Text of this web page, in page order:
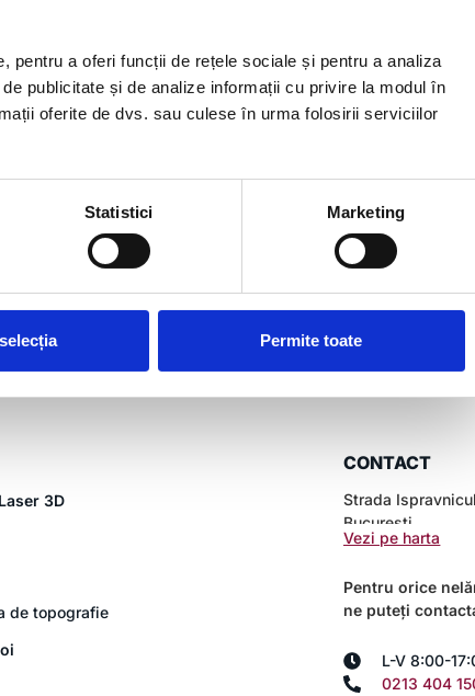
pentru a oferi funcții de rețele sociale și pentru a analiza
publicitate și de analize informații cu privire la modul în
oferite de dvs. sau culese în urma folosirii serviciilor
Statistici Marketing
Permite toate
și 2023
proiecte importante în zona de retail, inclusiv din zona
3D
de topografie
CONTACT
Strada
București
Vezi pe harta
Pentru orice
ne puteți
L-V 8:00-
0213 404